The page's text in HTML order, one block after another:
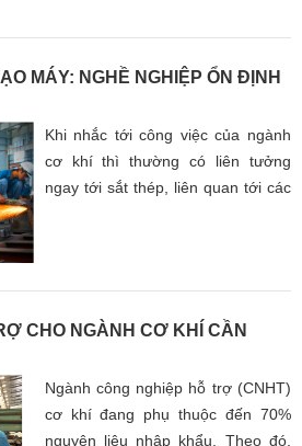
như hàn nóng chảy hay hàn áp lực.
MÁY: NGHỀ NGHIỆP ỔN ĐỊNH
Khi nhắc tới công việc của ngành
cơ khí thì thường có liên tưởng
ngay tới sắt thép, liên quan tới các
tạo ra các loại máy móc, thiết bị
hoặc vật dụng hữu ích.
CHO NGÀNH CƠ KHÍ CẦN
Ngành công nghiệp hỗ trợ (CNHT)
cơ khí đang phụ thuộc đến 70%
nguyên liệu nhập khẩu. Theo đó,